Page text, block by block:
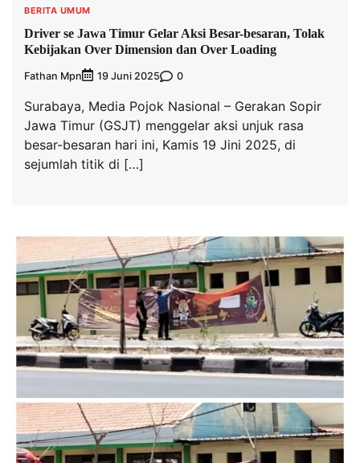
BERITA UMUM
Driver se Jawa Timur Gelar Aksi Besar-besaran, Tolak
Kebijakan Over Dimension dan Over Loading
Fathan Mpn 19 Juni 2025 0
Surabaya, Media Pojok Nasional – Gerakan Sopir
Jawa Timur (GSJT) menggelar aksi unjuk rasa
besar-besaran hari ini, Kamis 19 Jini 2025, di
sejumlah titik di […]